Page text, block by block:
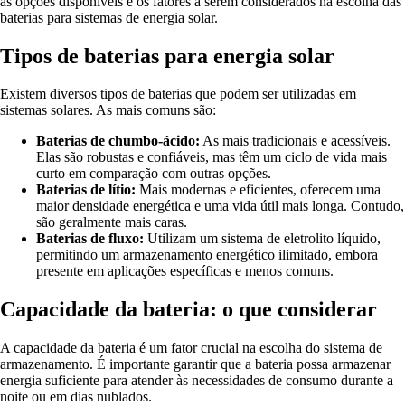
baterias para sistemas de energia solar.
Tipos de baterias para energia solar
Existem diversos tipos de baterias que podem ser utilizadas em
sistemas solares. As mais comuns são:
Baterias de chumbo-ácido: As mais tradicionais e acessíveis.
Elas são robustas e confiáveis, mas têm um ciclo de vida mais
curto em comparação com outras opções.
Baterias de lítio: Mais modernas e eficientes, oferecem uma
maior densidade energética e uma vida útil mais longa. Contudo,
são geralmente mais caras.
Baterias de fluxo: Utilizam um sistema de eletrolito líquido,
permitindo um armazenamento energético ilimitado, embora
presente em aplicações específicas e menos comuns.
Capacidade da bateria: o que considerar
A capacidade da bateria é um fator crucial na escolha do sistema de
armazenamento. É importante garantir que a bateria possa armazenar
energia suficiente para atender às necessidades de consumo durante a
noite ou em dias nublados.